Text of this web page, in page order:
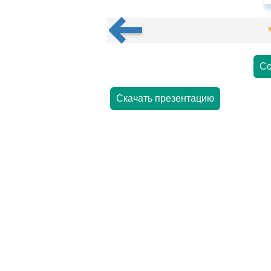
Скачать презентацию